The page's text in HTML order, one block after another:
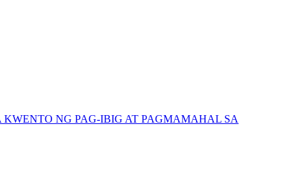
KWENTO NG PAG-IBIG AT PAGMAMAHAL SA